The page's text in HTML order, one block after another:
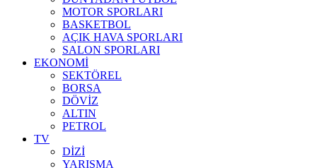
MOTOR SPORLARI
BASKETBOL
AÇIK HAVA SPORLARI
SALON SPORLARI
EKONOMİ
SEKTÖREL
BORSA
DÖVİZ
ALTIN
PETROL
TV
DİZİ
YARIŞMA